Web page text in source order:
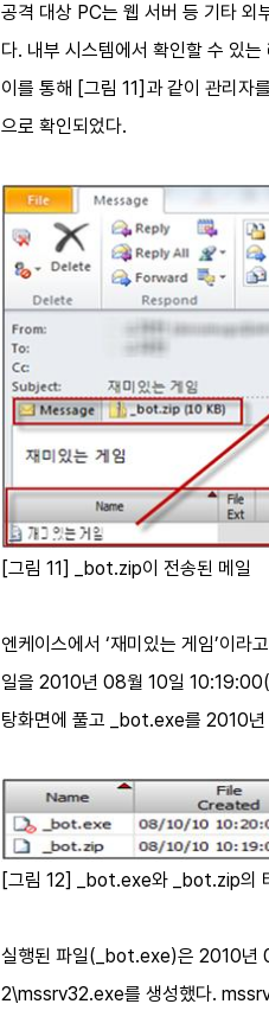
공격 대상 PC는 웹 서버 등 기타 외
다. 내부 시스템에서 확인할 수 있
이를 통해 [그림 11]과 같이 관리자
으로 확인되었다.
[그림 11] _bot.zip이 전송된 메일
엔케이스에서 ‘재미있는 게임’이
일을 2010년 08월 10일
탕화면에 풀고 _bot.exe를 2010
[그림 12] _bot.exe와 _bot.zip의
실행된 파일(_bot.exe)은 2010
2\mssrv32.exe를 생성했다.